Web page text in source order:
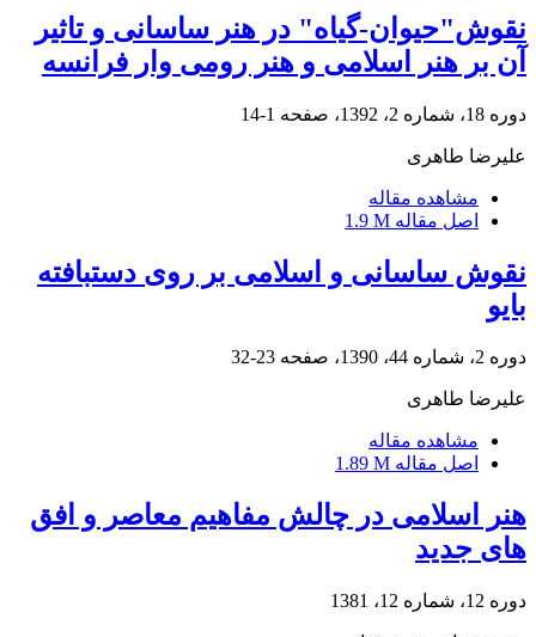
نقوش"حیوان-گیاه" در هنر ساسانی و تاثیر
آن بر هنر اسلامی و هنر رومی وار فرانسه
دوره 18، شماره 2، 1392، صفحه 1-14
علیرضا طاهری
مشاهده مقاله
اصل مقاله 1.9 M
نقوش ساسانی و اسلامی بر روی دستبافته
بایو
دوره 2، شماره 44، 1390، صفحه 23-32
علیرضا طاهری
مشاهده مقاله
اصل مقاله 1.89 M
هنر اسلامی در چالش مفاهیم معاصر و افق
های جدید
دوره 12، شماره 12، 1381